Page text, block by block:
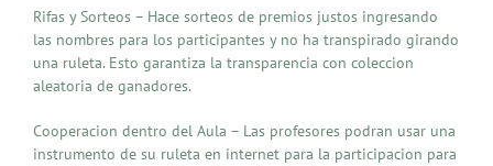
Rifas y Sorteos – Hace sorteos de premios justos ingresando
las nombres para los participantes y no ha transpirado girando
una ruleta. Esto garantiza la transparencia con coleccion
aleatoria de ganadores.
Cooperacion dentro del Aula – Las profesores podran usar una
instrumento de su ruleta en internet para la participacion para